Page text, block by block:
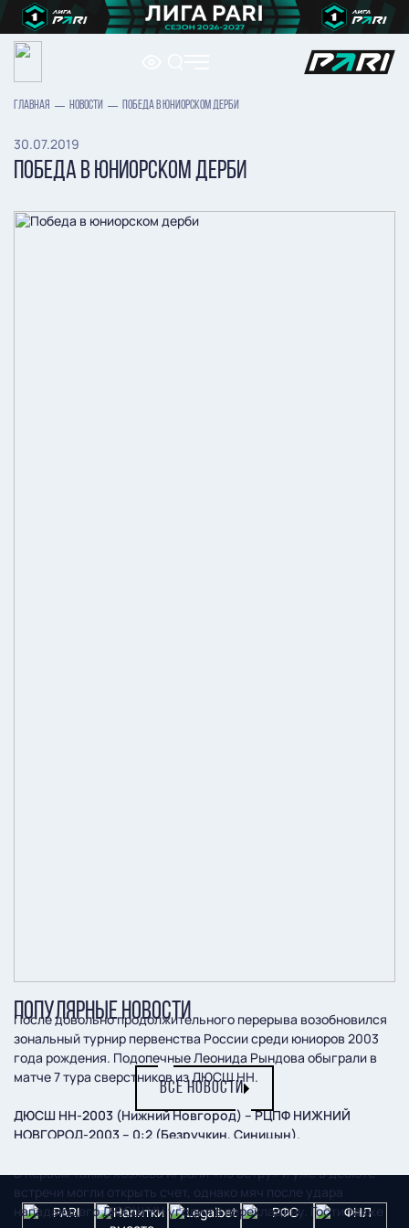
ГЛАВНАЯ НОВОСТИ ПОБЕДА В ЮНИОРСКОМ ДЕРБИ
30.07.2019
ПОБЕДА В ЮНИОРСКОМ ДЕРБИ
После довольно продолжительного перерыва возобновился
зональный турнир первенства России среди юниоров 2003
года рождения. Подопечные Леонида Рындова обыграли в
матче 7 тура сверстников из ДЮСШ НН.
ДЮСШ НН-2003 (Нижний Новгород) – РЦПФ НИЖНИЙ
НОВГОРОД-2003 – 0:2 (Безручкин, Синицын).
В первом тайме хозяева играли «по ветру» и уже в дебюте
встречи могли открыть счет, однако мяч после удара
нападающего ДЮСШ НН угодил в перекладину. Гости также
ПОПУЛЯРНЫЕ НОВОСТИ
ВСЕ НОВОСТИ